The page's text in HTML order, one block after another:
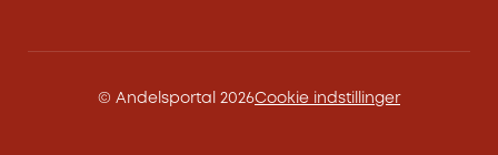
© Andelsportal 2026Cookie indstillinger